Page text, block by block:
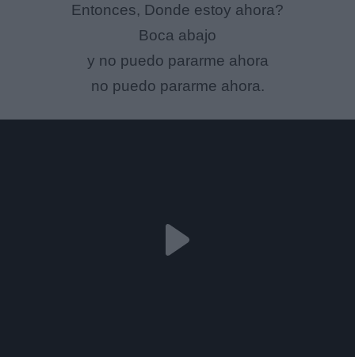
Entonces, Donde estoy ahora?
Boca abajo
y no puedo pararme ahora
no puedo pararme ahora.